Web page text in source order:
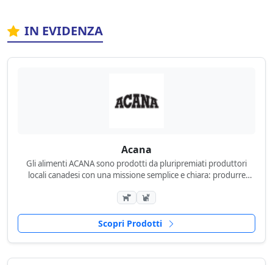
IN EVIDENZA
Acana
Gli alimenti ACANA sono prodotti da pluripremiati produttori
locali canadesi con una missione semplice e chiara: produrre
Scopri Prodotti